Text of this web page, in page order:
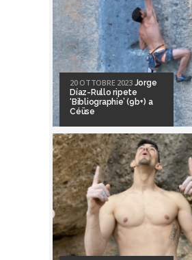
20 OTTOBRE 2023 Jorge
Díaz-Rullo ripete
‘Bibliographie’ (9b+) a
Céüse